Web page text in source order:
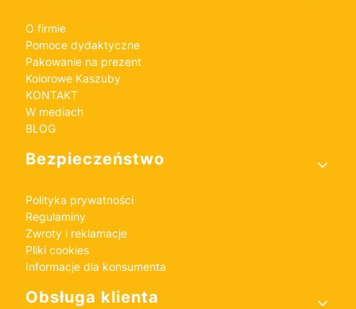
O firmie
Pomoce dydaktyczne
Pakowanie na prezent
Kolorowe Kaszuby
KONTAKT
W mediach
BLOG
Bezpieczeństwo
Polityka prywatności
Regulaminy
Zwroty i reklamacje
Pliki cookies
Informacje dla konsumenta
Obsługa klienta